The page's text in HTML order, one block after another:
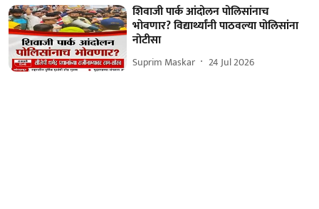
शिवाजी पार्क आंदोलन पोलिसांनाच
भोवणार? विद्यार्थ्यांनी पाठवल्या पोलिसांना
नोटीसा
Suprim Maskar 24 Jul 2026